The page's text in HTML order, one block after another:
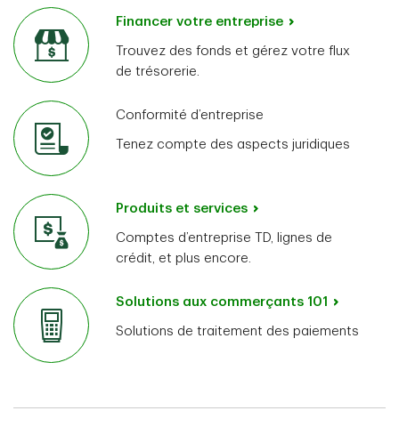
Financer votre entreprise
Trouvez des fonds et gérez votre flux
de trésorerie.
Conformité d’entreprise
Tenez compte des aspects juridiques
Produits et services
Comptes d’entreprise TD, lignes de
crédit, et plus encore.
Solutions aux commerçants 101
Solutions de traitement des paiements